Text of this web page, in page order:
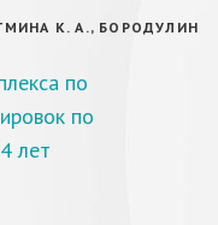
К. А., БОРОДУЛИН
по
по
лет